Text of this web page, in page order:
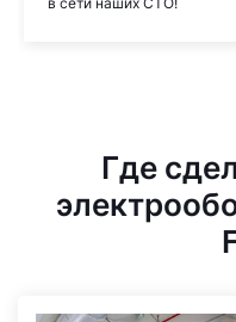
Где